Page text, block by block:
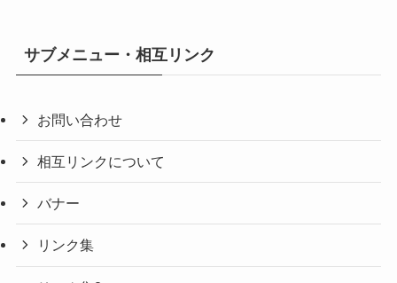
サブメニュー・相互リンク
お問い合わせ
相互リンクについて
バナー
リンク集